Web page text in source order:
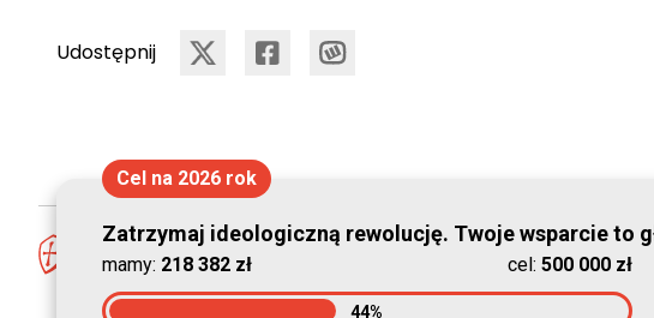
Udostępnij
Cel na 2026 rok
Zatrzymaj ideologiczną rewolucję. Twoje wsparcie to
mamy: 218 382 zł cel: 500 000 zł
44%